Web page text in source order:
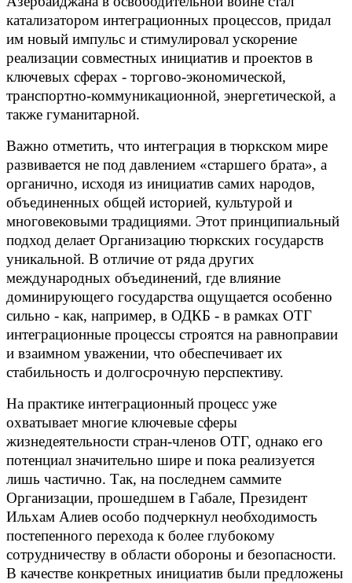
катализатором интеграционных процессов, придал
им новый импульс и стимулировал ускорение
реализации совместных инициатив и проектов в
ключевых сферах - торгово-экономической,
транспортно-коммуникационной, энергетической, а
также гуманитарной.
Важно отметить, что интеграция в тюркском мире
развивается не под давлением «старшего брата», а
органично, исходя из инициатив самих народов,
объединенных общей историей, культурой и
многовековыми традициями. Этот принципиальный
подход делает Организацию тюркских государств
уникальной. В отличие от ряда других
международных объединений, где влияние
доминирующего государства ощущается особенно
сильно - как, например, в ОДКБ - в рамках ОТГ
интеграционные процессы строятся на равноправии
и взаимном уважении, что обеспечивает их
стабильность и долгосрочную перспективу.
На практике интеграционный процесс уже
охватывает многие ключевые сферы
жизнедеятельности стран-членов ОТГ, однако его
потенциал значительно шире и пока реализуется
лишь частично. Так, на последнем саммите
Организации, прошедшем в Габале, Президент
Ильхам Алиев особо подчеркнул необходимость
постепенного перехода к более глубокому
сотрудничеству в области обороны и безопасности.
В качестве конкретных инициатив были предложены